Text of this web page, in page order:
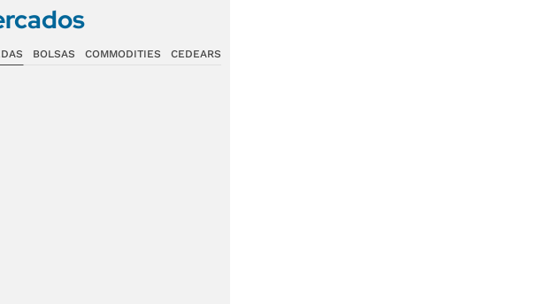
BOLSAS COMMODITIES CEDEARS